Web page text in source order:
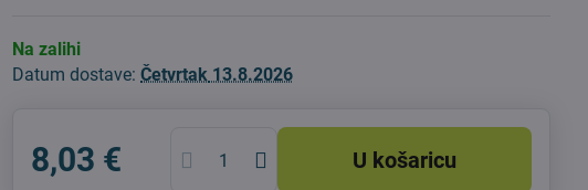
Na zalihi
Datum dostave:Četvrtak 13.8.2026
8,03 € U košaricu